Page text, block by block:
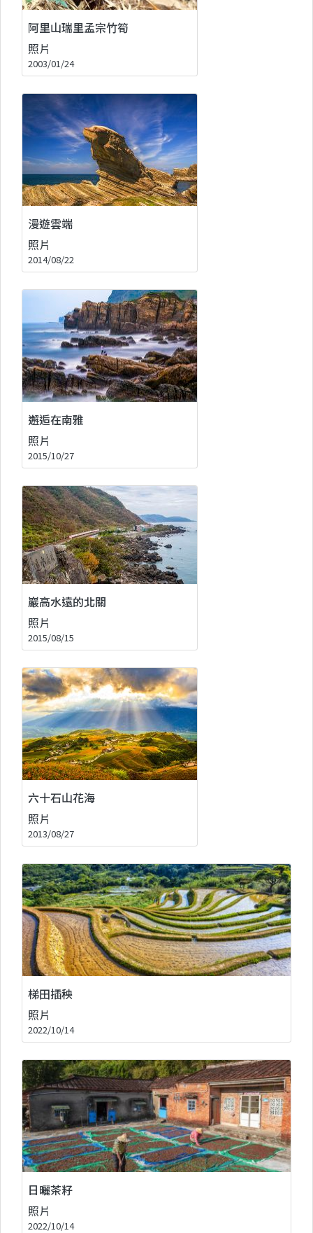
阿里山瑞里孟宗竹筍
照片
2003/01/24
漫遊雲端
照片
2014/08/22
邂逅在南雅
照片
2015/10/27
巖高水遠的北關
照片
2015/08/15
六十石山花海
照片
2013/08/27
梯田插秧
照片
2022/10/14
日曬茶籽
照片
2022/10/14